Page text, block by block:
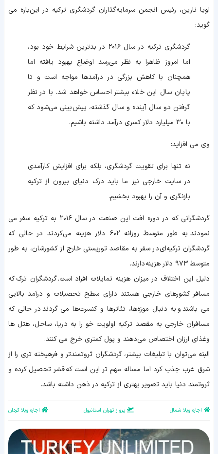
اویا نارین، رئیس انجمن سرمایه‌گذاران گردشگری ترکیه در این‌باره می
گوید:
گردشگری ترکیه در سال ۲۰۱۶ در بدترین شرایط خود بود،
اما امروز ظاهرا به نظر می‌رسد اوضاع بهبود یافته اما
همچنان با کاهش بزرگی در درآمدها مواجه است و تا
پایان سال این خلاء بیشتر احساس خواهد شد. با در نظر
گرفتن دو سال آینده و سال گذشته، پیش‌بینی می‌شود که
با ۳۰ میلیارد دلار کسری درآمد داشته باشیم.
وی می افزاید:
نه تنها برای تقویت گردشگری، بلکه برای افزایش کارآمدی
در سایت خارجی نیز ما باید درک دنیای بیرون از ترکیه
بازنگری و آن را بهبود بخشیم.
گردشگرانی که در دوره افت این صنعت در سال ۲۰۱۶ به ترکیه سفر می
نمودند به طور متوسط روزانه ۶۰۲ دلار هزینه می‌کردند در حالی که
گردشگران ترکیه‌ای در سفر به مقاصد توریستی خارج از کشورشان، به طور
متوسط ۹۷۳ دلار هزینه دارند.
دلیل این اختلاف در میزان هزینه تمایلات افراد است. گردشگران ترک که
مسافر کشورهای خارجی هستند دارای سطح تحصیلات و درآمد بالایی
می باشند و به دنبال موزه‌ها، تئاترها و کنسرت‌ها می گردند در حالی که
مسافران خارجی به مقصد ترکیه اولویت خو را به دریا، ساحل، هتل ها
وغذای ارزان اختصاص می‌دهند و پول کمتری خرج می کنند.
البته می‌توان با تبلیغات بیشتر، گردشگران ثروتمندتر و فرهیخته تری را از
شرق غرب جذب کرد اما مساله مهم تر این است که قشر تحصیل کرده و
ثروتمند دنیا باید تصویر بهتری از ترکیه در ذهن داشته باشد.
اجاره ویلا شمال پرواز تهران استانبول اجاره ویلا کردان